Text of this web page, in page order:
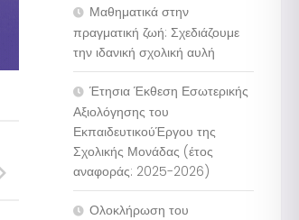
Μαθηματικά στην
πραγματική ζωή: Σχεδιάζουμε
την ιδανική σχολική αυλή
Έτησια Έκθεση Εσωτερικής
Αξιολόγησης του
ΕκπαιδευτικούΈργου της
Σχολικής Μονάδας (έτος
αναφοράς: 2025-2026)
Ολοκλήρωση του